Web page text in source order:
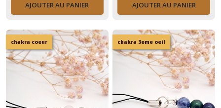
AJOUTER AU PANIER AJOUTER AU PANIER
chakra coeur chakra 3eme oeil